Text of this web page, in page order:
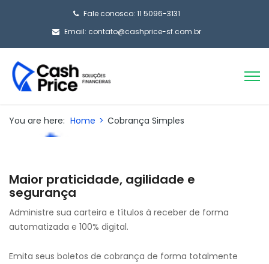
Fale conosco: 11 5096-3131
Email: contato@cashprice-sf.com.br
You are here: Home > Cobrança Simples
Maior praticidade, agilidade e
segurança
Administre sua carteira e títulos à receber de forma
automatizada e 100% digital.
Emita seus boletos de cobrança de forma totalmente